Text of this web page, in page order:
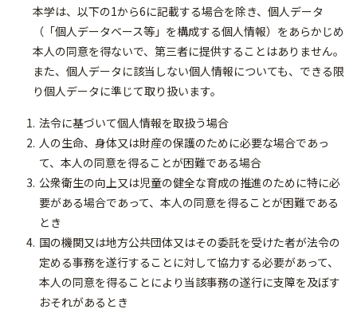
本学は、以下の1から6に記載する場合を除き、個人データ
（「個人データベース等」を構成する個人情報）をあらかじめ
本人の同意を得ないで、第三者に提供することはありません。
また、個人データに該当しない個人情報についても、できる限
り個人データに準じて取り扱います。
法令に基づいて個人情報を取扱う場合
人の生命、身体又は財産の保護のために必要な場合であっ
て、本人の同意を得ることが困難である場合
公衆衛生の向上又は児童の健全な育成の推進のために特に必
要がある場合であって、本人の同意を得ることが困難である
とき
国の機関又は地方公共団体又はその委託を受けた者が法令の
定める事務を遂行することに対して協力する必要があって、
本人の同意を得ることにより当該事務の遂行に支障を及ぼす
おそれがあるとき